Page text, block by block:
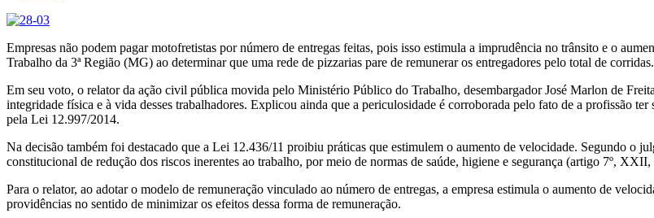
Empresas não podem pagar motofretistas por número de entregas feitas, pois isso estimula a imprudência no trânsito e o
Trabalho da 3ª Região (MG) ao determinar que uma rede de pizzarias pare de remunerar os entregadores pelo total de corridas.
Em seu voto, o relator da ação civil pública movida pelo Ministério Público do Trabalho, desembargador José Marlon de
integridade física e à vida desses trabalhadores. Explicou ainda que a periculosidade é corroborada pelo fato de a profissão
pela Lei 12.997/2014.
Na decisão também foi destacado que a Lei 12.436/11 proibiu práticas que estimulem o aumento de velocidade. Segundo o
constitucional de redução dos riscos inerentes ao trabalho, por meio de normas de saúde, higiene e segurança (artigo 7º,
Para o relator, ao adotar o modelo de remuneração vinculado ao número de entregas, a empresa estimula o aumento de
providências no sentido de minimizar os efeitos dessa forma de remuneração.